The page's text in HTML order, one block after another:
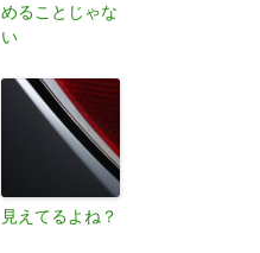
めることじゃな
い
見えてるよね？